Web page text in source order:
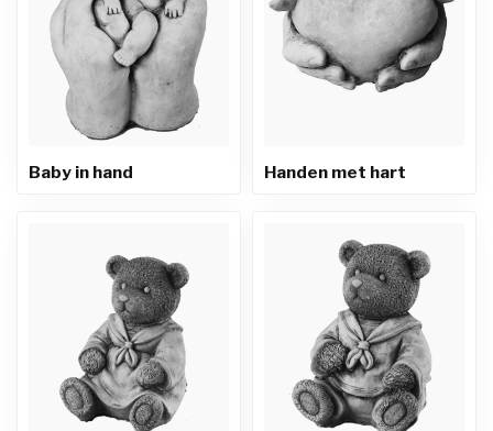
Baby in hand Handen met hart